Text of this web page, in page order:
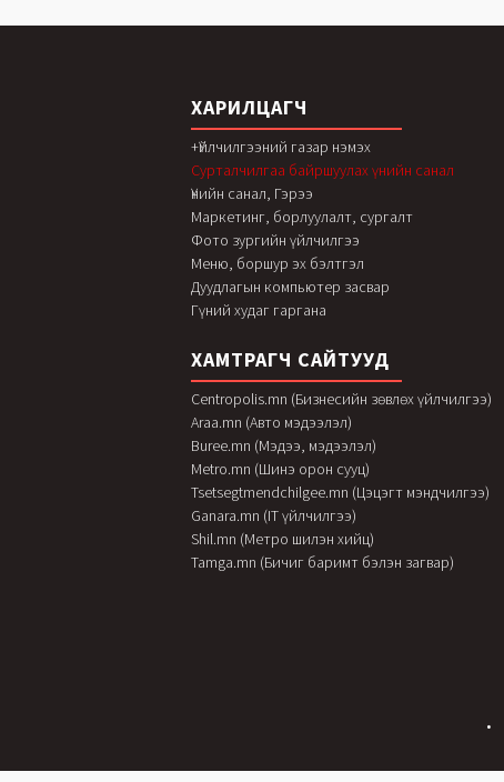
ХАРИЛЦАГЧ
+Үйлчилгээний газар нэмэх
Сурталчилгаа байршуулах үнийн санал
Үнийн санал, Гэрээ
Маркетинг, борлуулалт, сургалт
Фото зургийн үйлчилгээ
Меню, боршур эх бэлтгэл
Дуудлагын компьютер засвар
Гүний худаг гаргана
ХАМТРАГЧ САЙТУУД
Centropolis.mn (Бизнесийн зөвлөх үйлчилгээ)
Araa.mn (Авто мэдээлэл)
Buree.mn (Мэдээ, мэдээлэл)
Metro.mn (Шинэ орон сууц)
Tsetsegtmendchilgee.mn (Цэцэгт мэндчилгээ)
Ganara.mn (IT үйлчилгээ)
Shil.mn (Метро шилэн хийц)
Tamga.mn (Бичиг баримт бэлэн загвар)